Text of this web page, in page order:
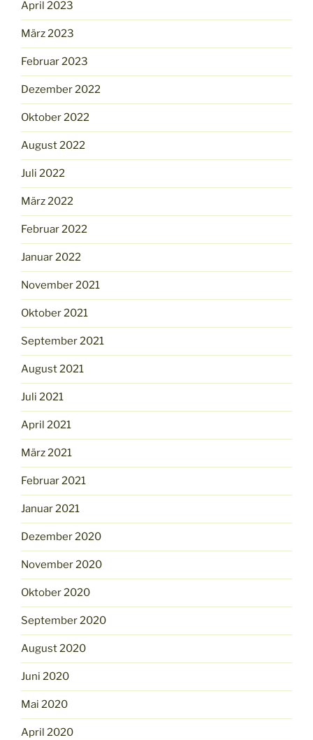
April 2023
März 2023
Februar 2023
Dezember 2022
Oktober 2022
August 2022
Juli 2022
März 2022
Februar 2022
Januar 2022
November 2021
Oktober 2021
September 2021
August 2021
Juli 2021
April 2021
März 2021
Februar 2021
Januar 2021
Dezember 2020
November 2020
Oktober 2020
September 2020
August 2020
Juni 2020
Mai 2020
April 2020